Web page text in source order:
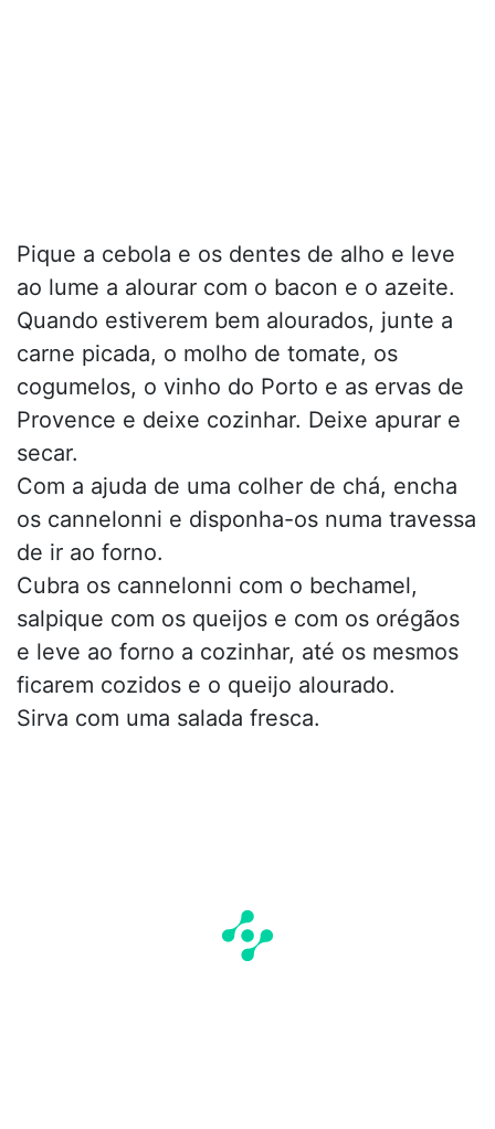
Pique a cebola e os dentes de alho e leve
ao lume a alourar com o bacon e o azeite.
Quando estiverem bem alourados, junte a
carne picada, o molho de tomate, os
cogumelos, o vinho do Porto e as ervas de
Provence e deixe cozinhar. Deixe apurar e
secar.
Com a ajuda de uma colher de chá, encha
os cannelonni e disponha-os numa travessa
de ir ao forno.
Cubra os cannelonni com o bechamel,
salpique com os queijos e com os orégãos
e leve ao forno a cozinhar, até os mesmos
ficarem cozidos e o queijo alourado.
Sirva com uma salada fresca.